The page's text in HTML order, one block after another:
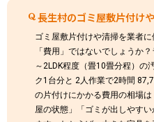
長生村のゴミ屋敷片付け
ゴミ屋敷片付けや清掃を業者
「費用」ではないでしょうか
～2LDK程度（畳10畳分程）の
ク1台分と 2人作業で2時間
の片付けにかかる費用の相場
屋の状態」「ゴミが出しやす